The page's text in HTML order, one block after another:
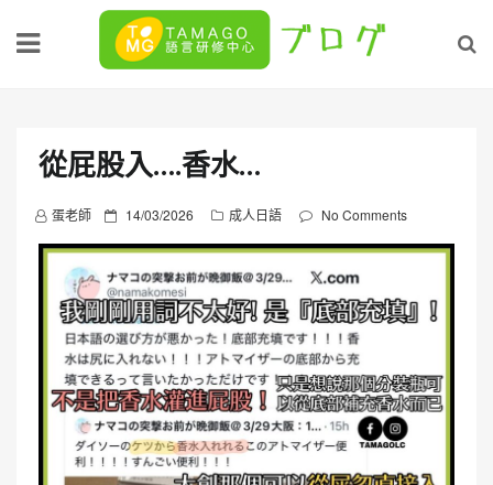
從屁股入….香水…
蛋老師
P
o
t
e
d
n
14/03/2026 成人日語 No Comments